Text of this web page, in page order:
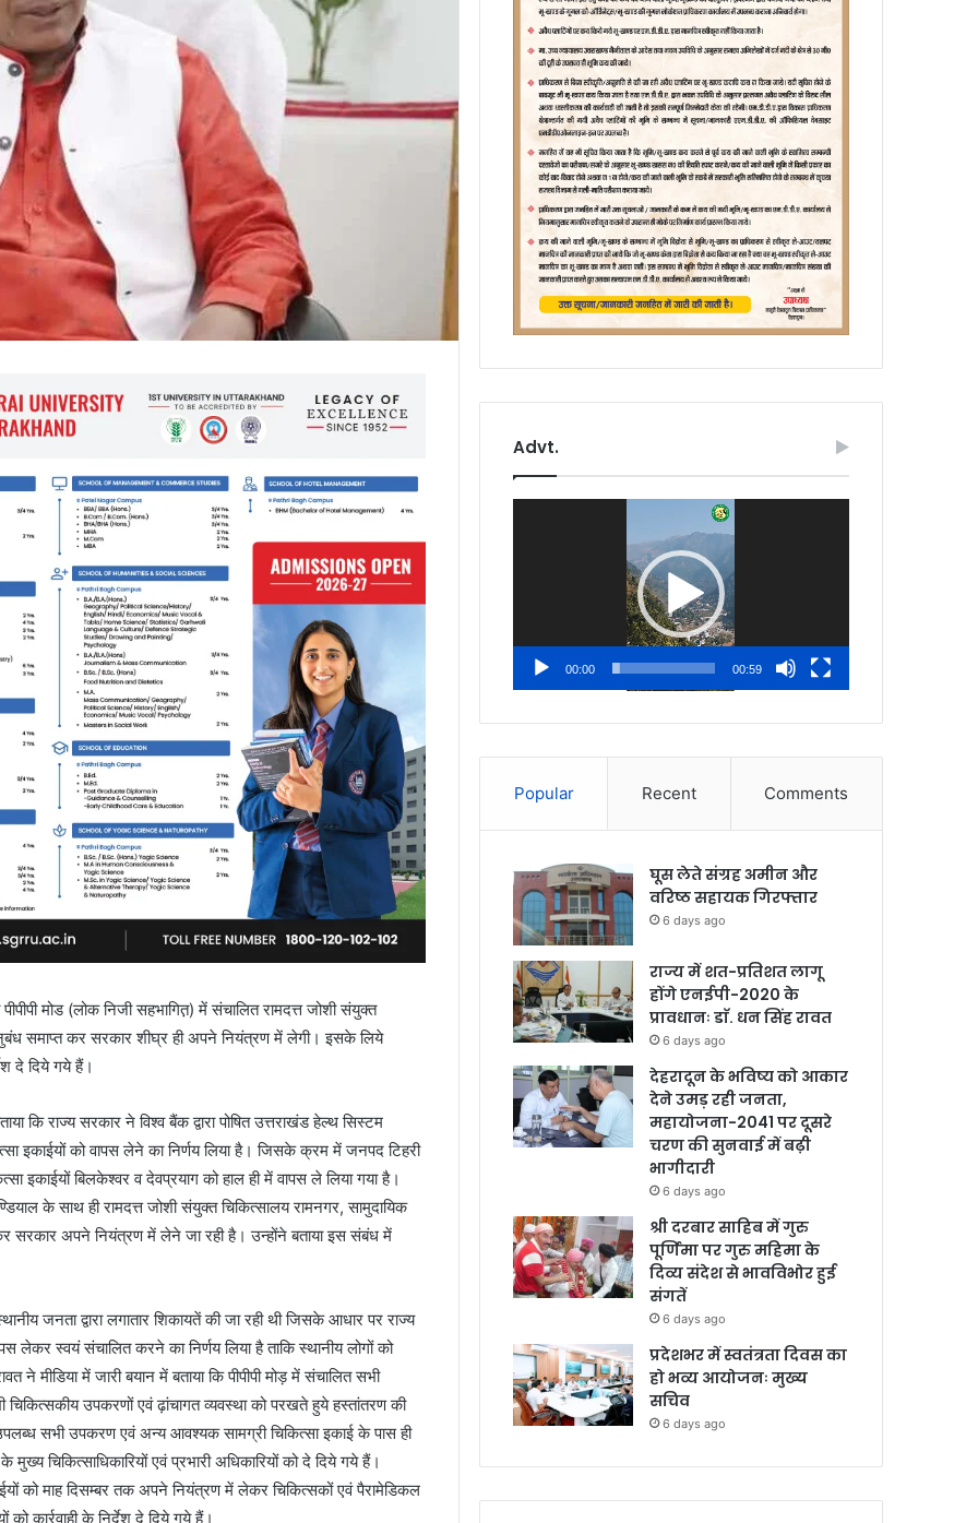
मोड (लोक निजी सहभागित़) में संचालित रामदत्त जोशी संयुक्त
समाप्त कर सरकार शीघ्र ही अपने नियंत्रण में लेगी। इसके लिये
दे दिये गये हैं।
कि राज्य सरकार ने विश्व बैंक द्वारा पोषित उत्तराखंड हेल्थ सिस्टम
इकाईयों को वापस लेने का निर्णय लिया है। जिसके क्रम में जनपद टिहरी
इकाईयों बिलकेश्वर व देवप्रयाग को हाल ही में वापस ले लिया गया है।
के साथ ही रामदत्त जोशी संयुक्त चिकित्सालय रामनगर, सामुदायिक
सरकार अपने नियंत्रण में लेने जा रही है। उन्होंने बताया इस संबंध में
जनता द्वारा लगातार शिकायतें की जा रही थी जिसके आधार पर राज्य
लेकर स्वयं संचालित करने का निर्णय लिया है ताकि स्थानीय लोगों को
ने मीडिया में जारी बयान में बताया कि पीपीपी मोड़ में संचालित सभी
उपकरणों एवं ढ़ांचागत व्यवस्था को परखते हुये हस्तांतरण की
सभी उपकरण एवं अन्य आवश्यक सामग्री चिकित्सा इकाई के पास ही
चिकित्साधिकारियों एवं प्रभारी अधिकारियों को दे दिये गये हैं।
को माह दिसम्बर तक अपने नियंत्रण में लेकर चिकित्सकों एवं पैरामेडिकल
कार्रवाही के निर्देश दे दिये गये हैं।
Advt.
00:00 00:59
Popular Recent Comments
घूस लेते संग्रह अमीन और
वरिष्ठ सहायक गिरफ्तार
6 days ago
राज्य में शत-प्रतिशत लागू
होंगे एनईपी-2020 के
प्रावधानः डाॅ. धन सिंह रावत
6 days ago
देहरादून के भविष्य को आकार
देने उमड़ रही जनता,
महायोजना-2041 पर दूसरे
चरण की सुनवाई में बढ़ी
भागीदारी
6 days ago
श्री दरबार साहिब में गुरु
पूर्णिमा पर गुरु महिमा के
दिव्य संदेश से भावविभोर हुई
संगतें
6 days ago
प्रदेशभर में स्वतंत्रता दिवस का
हो भव्य आयोजनः मुख्य
सचिव
6 days ago